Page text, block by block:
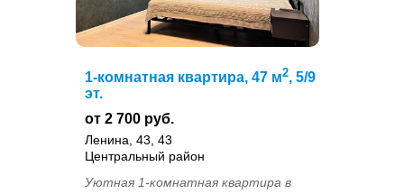
1-комнатная квартира, 47 м2, 5/9
эт.
от 2 700 руб.
Ленина, 43, 43
Центральный район
Уютная 1-комнатная квартира в